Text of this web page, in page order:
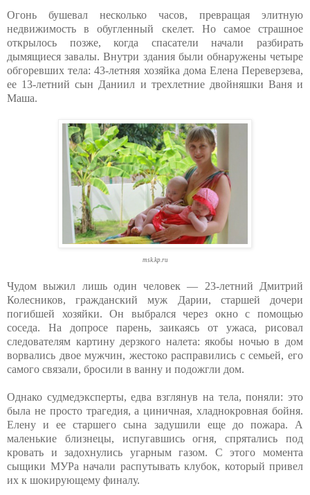
Огонь бушевал несколько часов, превращая элитную
недвижимость в обугленный скелет. Но самое страшное
открылось позже, когда спасатели начали разбирать
дымящиеся завалы. Внутри здания были обнаружены четыре
обгоревших тела: 43-летняя хозяйка дома Елена Переверзева,
ее 13-летний сын Даниил и трехлетние двойняшки Ваня и
Маша.
msk.kp.ru
Чудом выжил лишь один человек — 23-летний Дмитрий
Колесников, гражданский муж Дарии, старшей дочери
погибшей хозяйки. Он выбрался через окно с помощью
соседа. На допросе парень, заикаясь от ужаса, рисовал
следователям картину дерзкого налета: якобы ночью в дом
ворвались двое мужчин, жестоко расправились с семьей, его
самого связали, бросили в ванну и подожгли дом.
Однако судмедэксперты, едва взглянув на тела, поняли: это
была не просто трагедия, а циничная, хладнокровная бойня.
Елену и ее старшего сына задушили еще до пожара. А
маленькие близнецы, испугавшись огня, спрятались под
кровать и задохнулись угарным газом. С этого момента
сыщики МУРа начали распутывать клубок, который привел
их к шокирующему финалу.